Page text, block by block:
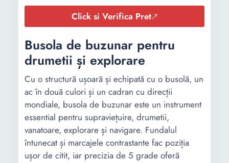
Click si Verifica Pret
Busola de buzunar pentru
drumetii și explorare
Cu o structură ușoară și echipată cu o busolă, un
ac în două culori și un cadran cu direcții
mondiale, busola de buzunar este un instrument
essential pentru supraviețuire, drumetii,
vanatoare, explorare și navigare. Fundalul
întunecat și marcajele contrastante fac poziția
ușor de citit, iar precizia de 5 grade oferă